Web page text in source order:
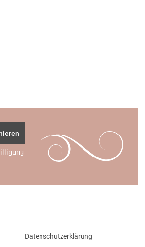
Datenschutzerklärung